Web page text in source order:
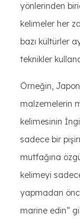
yönlerinden
kelimeler her
bazı kültürler
teknikler
Örneğin,
malzemelerin
kelimesinin
sadece bir
mutfağına
kelimeyi
yapmadan
marine edin”